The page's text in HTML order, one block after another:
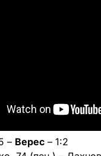
– Верес – 1:2